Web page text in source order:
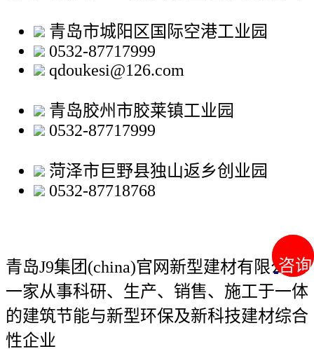
咨询
咨询
青岛市城阳区国际空港工业园
0532-87717999
qdoukesi@126.com
青岛胶州市胶莱镇工业园
0532-87717999
菏泽市巨野县独山返乡创业园
0532-87718768
青岛J9集团(china)官网新型建材有限公司
一家从事科研、生产、销售、施工于一体
的建筑节能与新型环保及新科技建材综合
性企业